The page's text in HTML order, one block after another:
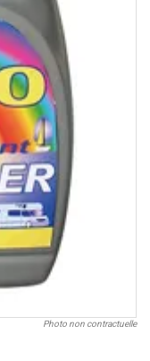
Photo non contractuelle